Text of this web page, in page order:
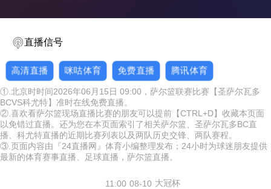
直播信号
高清直播 咪咕体育 免费直播 腾讯体育
①.北京时时间2026年06月15日 09:00，萨尔篮联赛比赛【圣萨尔瓦多
BCVS科尤特】准时在线免费直播。
②.喜欢看萨尔篮现场直播比赛的朋友可以提前【CTRL+D】收藏本页面
以免错过直播。还为您在本页面索引了相关萨尔篮、圣萨尔瓦多BC直
播、科尤特直播的近期比赛列表以及两队历史交锋、两队赛程。
③.页面内容由『24直播网』体育小编整理发布；24小时为球迷朋友提供
最新的体育赛事直播、足球直播，萨尔篮直播。
08-10
11:00 大冠杯